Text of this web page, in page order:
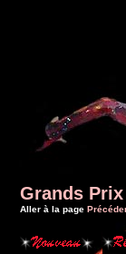
Grands Prix
Aller à la page